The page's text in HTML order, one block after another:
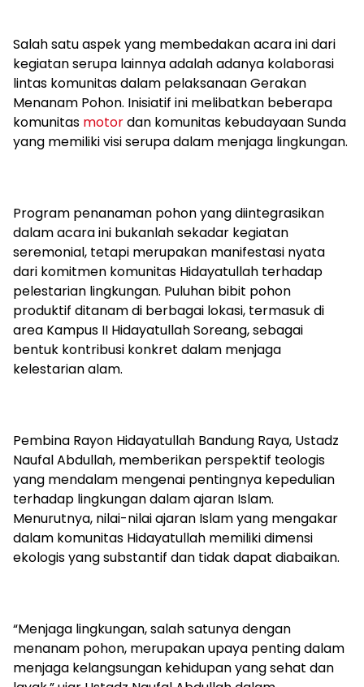
Salah satu aspek yang membedakan acara ini dari
kegiatan serupa lainnya adalah adanya kolaborasi
lintas komunitas dalam pelaksanaan Gerakan
Menanam Pohon. Inisiatif ini melibatkan beberapa
komunitas motordan komunitas kebudayaan Sunda
yang memiliki visi serupa dalam menjaga lingkungan.
Program penanaman pohon yang diintegrasikan
dalam acara ini bukanlah sekadar kegiatan
seremonial, tetapi merupakan manifestasi nyata
dari komitmen komunitas Hidayatullah terhadap
pelestarian lingkungan. Puluhan bibit pohon
produktif ditanam di berbagai lokasi, termasuk di
area Kampus II Hidayatullah Soreang, sebagai
bentuk kontribusi konkret dalam menjaga
kelestarian alam.
Pembina Rayon Hidayatullah Bandung Raya, Ustadz
Naufal Abdullah, memberikan perspektif teologis
yang mendalam mengenai pentingnya kepedulian
terhadap lingkungan dalam ajaran Islam.
Menurutnya, nilai-nilai ajaran Islam yang mengakar
dalam komunitas Hidayatullah memiliki dimensi
ekologis yang substantif dan tidak dapat diabaikan.
“Menjaga lingkungan, salah satunya dengan
menanam pohon, merupakan upaya penting dalam
menjaga kelangsungan kehidupan yang sehat dan